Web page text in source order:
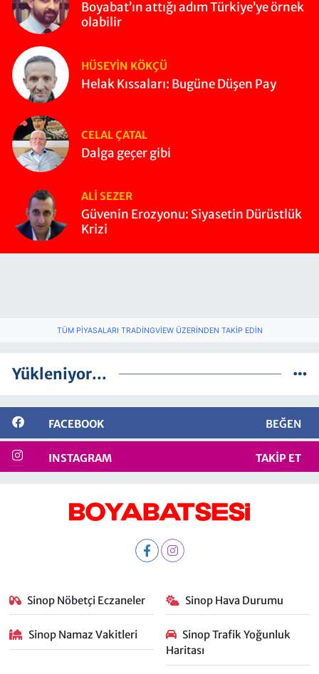
Boyabat’ın attığı adım Türkiye’ye örnek
olabilir
HÜSEYIN KÖKÇÜ
Helak Kıssaları: Bugüne Düşen Pay
CELAL ÇATAL
Dalga geçer gibi
ALI SEZER
Güvenin Erozyonu: Siyasetin Dürüstlük
Krizi
TÜM PIYASALARI TRADINGVIEW ÜZERINDEN TAKIP EDIN
Yükleniyor...
FACEBOOK BEĞEN
INSTAGRAM TAKIP ET
Sinop Nöbetçi Eczaneler Sinop Hava Durumu
Sinop Namaz Vakitleri
Sinop Trafik Yoğunluk
Haritası